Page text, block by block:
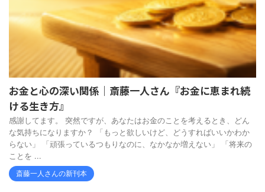
お金と心の深い関係｜斎藤一人さん『お金に恵まれ続
ける生き方』
感謝してます。 突然ですが、あなたはお金のことを考えるとき、どん
な気持ちになりますか？ 「もっと欲しいけど、どうすればいいかわか
らない」 「頑張っているつもりなのに、なかなか増えない」 「将来の
ことを ...
斎藤一人さんの新刊本